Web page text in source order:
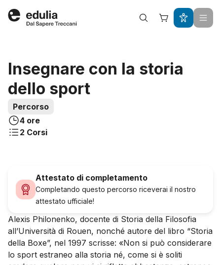
EduliaAcquista questo percorso a
Insegnare con la storia
dello sport
Percorso
4 ore
2 Corsi
Attestato di completamento
Completando questo percorso riceverai il nostro
attestato ufficiale!
Alexis Philonenko, docente di Storia della Filosofia
all’Università di Rouen, nonché autore del libro “Storia
della Boxe”, nel 1997 scrisse: «Non si può considerare
lo sport estraneo alla storia né, come si è soliti